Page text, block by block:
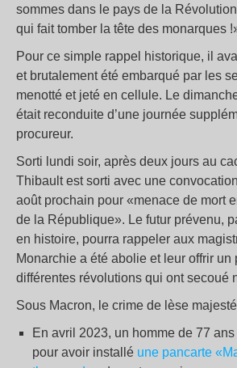
sommes dans le pays de la
qui fait tomber la tête des monarques
Pour ce simple rappel historique, il
et brutalement été embarqué par les
menotté et jeté en cellule. Le
était reconduite d’une journée
procureur.
Sorti lundi soir, après deux jours au
Thibault est sorti avec une
août prochain pour «menace de mort
de la République». Le futur prévenu,
en histoire, pourra rappeler aux
Monarchie a été abolie et leur offrir un
différentes révolutions qui ont secoué
Sous Macron, le crime de lèse
En avril 2023, un homme de 77
pour avoir installé une pancarte